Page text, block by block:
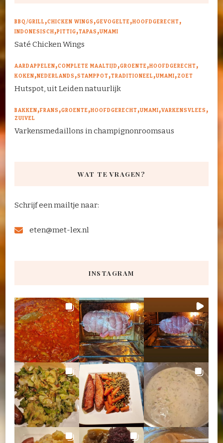
BBQ/GRILL CHICKEN WINGS GEVOGELTE HOOFDGERECHT
INDONESISCH PITTIG TAPAS UMAMI
Saté Chicken Wings
AARDAPPELEN COMPLETE MAALTIJD GROENTE HOOFDGERECHT
KOKEN NEDERLANDS STAMPPOT TRADITIONEEL UMAMI ZOET
Hutspot, uit Leiden natuurlijk
BAKKEN FRANS GROENTE HOOFDGERECHT UMAMI VARKENSVLEES
ZUIVEL
Varkensmedaillons in champignonroomsaus
WAT TE VRAGEN?
Schrijf een mailtje naar:
eten@met-lex.nl
INSTAGRAM